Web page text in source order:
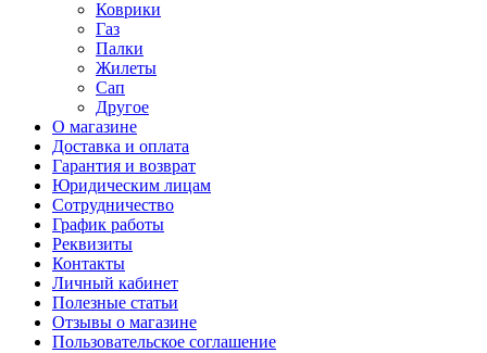
Коврики
Газ
Палки
Жилеты
Сап
Другое
О магазине
Доставка и оплата
Гарантия и возврат
Юридическим лицам
Сотрудничество
График работы
Реквизиты
Контакты
Личный кабинет
Полезные статьи
Отзывы о магазине
Пользовательское соглашение